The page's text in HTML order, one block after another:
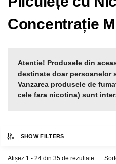
Concentrație
Atentie! Produsele din
destinate doar persoanelor
Vanzarea produsele de
cele fara nicotina) sunt
SHOW FILTERS
Afișez 1 - 24 din 35 de rezultate